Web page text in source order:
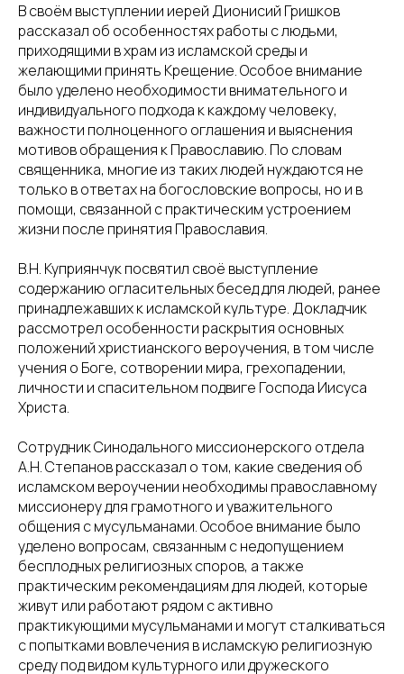
В своём выступлении иерей Дионисий Гришков
рассказал об особенностях работы с людьми,
приходящими в храм из исламской среды и
желающими принять Крещение. Особое внимание
было уделено необходимости внимательного и
индивидуального подхода к каждому человеку,
важности полноценного оглашения и выяснения
мотивов обращения к Православию. По словам
священника, многие из таких людей нуждаются не
только в ответах на богословские вопросы, но и в
помощи, связанной с практическим устроением
жизни после принятия Православия.
В.Н. Куприянчук посвятил своё выступление
содержанию огласительных бесед для людей, ранее
принадлежавших к исламской культуре. Докладчик
рассмотрел особенности раскрытия основных
положений христианского вероучения, в том числе
учения о Боге, сотворении мира, грехопадении,
личности и спасительном подвиге Господа Иисуса
Христа.
Сотрудник Синодального миссионерского отдела
А.Н. Степанов рассказал о том, какие сведения об
исламском вероучении необходимы православному
миссионеру для грамотного и уважительного
общения с мусульманами. Особое внимание было
уделено вопросам, связанным с недопущением
бесплодных религиозных споров, а также
практическим рекомендациям для людей, которые
живут или работают рядом с активно
практикующими мусульманами и могут сталкиваться
с попытками вовлечения в исламскую религиозную
среду под видом культурного или дружеского